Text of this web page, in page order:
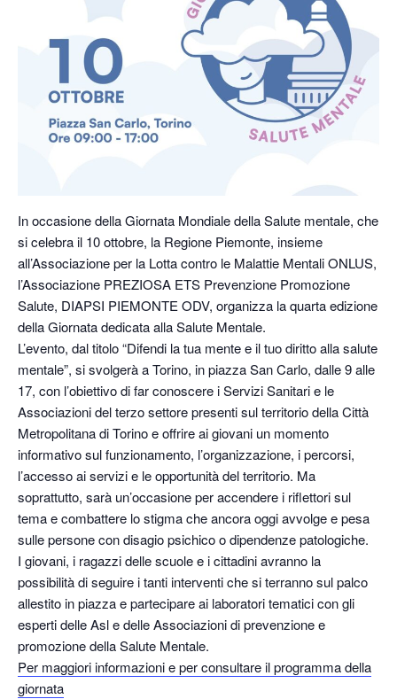
In occasione della Giornata Mondiale della Salute mentale, che
si celebra il 10 ottobre, la Regione Piemonte, insieme
all’Associazione per la Lotta contro le Malattie Mentali ONLUS,
l’Associazione PREZIOSA ETS Prevenzione Promozione
Salute, DIAPSI PIEMONTE ODV, organizza la quarta edizione
della Giornata dedicata alla Salute Mentale.
L’evento, dal titolo “Difendi la tua mente e il tuo diritto alla salute
mentale”, si svolgerà a Torino, in piazza San Carlo, dalle 9 alle
17, con l’obiettivo di far conoscere i Servizi Sanitari e le
Associazioni del terzo settore presenti sul territorio della Città
Metropolitana di Torino e offrire ai giovani un momento
informativo sul funzionamento, l’organizzazione, i percorsi,
l’accesso ai servizi e le opportunità del territorio. Ma
soprattutto, sarà un’occasione per accendere i riflettori sul
tema e combattere lo stigma che ancora oggi avvolge e pesa
sulle persone con disagio psichico o dipendenze patologiche.
I giovani, i ragazzi delle scuole e i cittadini avranno la
possibilità di seguire i tanti interventi che si terranno sul palco
allestito in piazza e partecipare ai laboratori tematici con gli
esperti delle Asl e delle Associazioni di prevenzione e
promozione della Salute Mentale.
Per maggiori informazioni e per consultare il programma della
giornata